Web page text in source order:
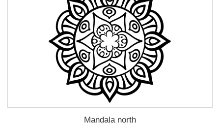
Mandala north